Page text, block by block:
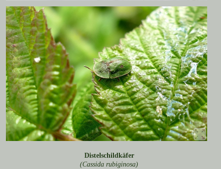
Distelschildkäfer
(Cassida rubiginosa)